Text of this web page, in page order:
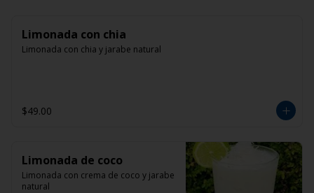
Limonada con chia
Limonada con chia y jarabe natural
$49.00
Limonada de coco
Limonada con crema de coco y jarabe
natural